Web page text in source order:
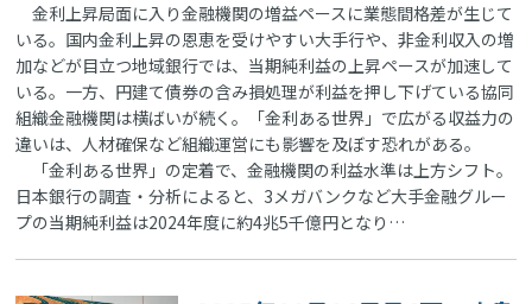
金利上昇局面に入り金融機関の増益ペースに業態間格差が生じて
いる。国内金利上昇の恩恵を受けやすい大手行や、非金利収入の増
加などが目立つ地域銀行では、当期純利益の上昇ペースが加速して
いる。一方、円建て債券の含み損処理が利益を押し下げている協同
組織金融機関は横ばいが続く。「金利ある世界」で広がる収益力の
違いは、人材確保など組織運営にも影響を及ぼす恐れがある。
「金利ある世界」の定着で、金融機関の利益水準は上方シフト。
日本銀行の調査・分析によると、3メガバンクなど大手金融グルー
プの当期純利益は2024年度に約4兆5千億円となり…